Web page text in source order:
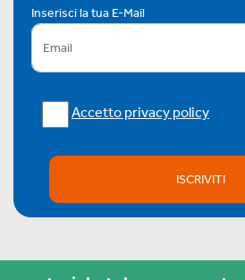
Inserisci la tua E-Mail
Accetto privacy policy
ISCRIVITI